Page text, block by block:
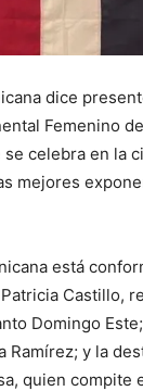
dice
Femenino
celebra en la
mejores
está
Castillo,
Domingo
Ramírez; y la
quien compite